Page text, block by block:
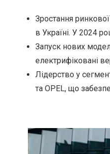
Зростання
в Україні. У 2024
Запуск нових
електрифіковані
Лідерство у
та OPEL, що